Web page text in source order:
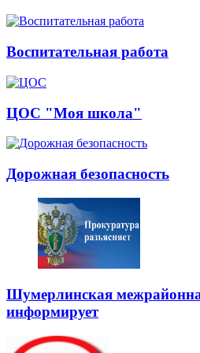
Воспитательная работа
ЦОС "Моя школа"
Дорожная безопасность
Шумерлинская
информирует